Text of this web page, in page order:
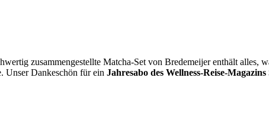
zusammengestellte Matcha-Set von Bredemeijer enthält alles,
Unser Dankeschön für ein Jahresabo des Wellness-Reise-Magazins